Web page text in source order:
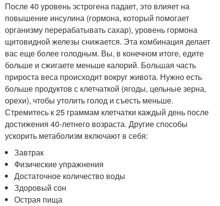
После 40 уровень эстрогена падает, это влияет на
повышение инсулина (гормона, который помогает
организму перерабатывать сахар), уровень гормона
щитовидной железы снижается. Эта комбинация делает
вас еще более голодным. Вы, в конечном итоге, едите
больше и сжигаете меньше калорий. Большая часть
прироста веса происходит вокруг живота. Нужно есть
больше продуктов с клетчаткой (ягоды, цельные зерна,
орехи), чтобы утолить голод и съесть меньше.
Стремитесь к 25 граммам клетчатки каждый день после
достижения 40-летнего возраста. Другие способы
ускорить метаболизм включают в себя:
Завтрак
Физические упражнения
Достаточное количество воды
Здоровый сон
Острая пища